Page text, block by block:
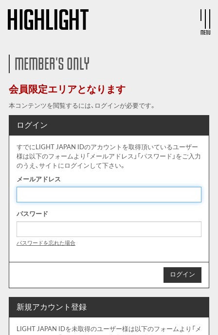
MENU
MEMBER'S ONLY
会員限定エリアとなります
本コンテンツを閲覧するには、ログインが必要です。
ログイン
すでにLIGHT JAPAN IDのアカウントを取得頂いているユーザー
様は以下のフォームより「メールアドレス」「パスワード」をご入力
のうえ、サイトにログインして下さい。
メールアドレス
パスワード
パスワードを忘れた場合
新規アカウント登録
LIGHT JAPAN IDを未取得のユーザー様は以下のフォームより「メ